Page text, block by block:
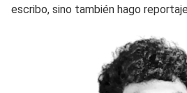
escribo, sino también hago